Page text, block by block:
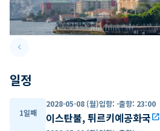
keyboard_arrow_leftPrevious slide
일정
1일째
2028-05-08 (월)입항: -출항: 23:00
이스탄불, 튀르키예공화국open_in_new